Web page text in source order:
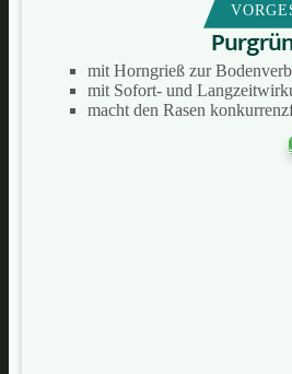
mit Horngrieß zur
mit Sofort- und
macht den Rasen